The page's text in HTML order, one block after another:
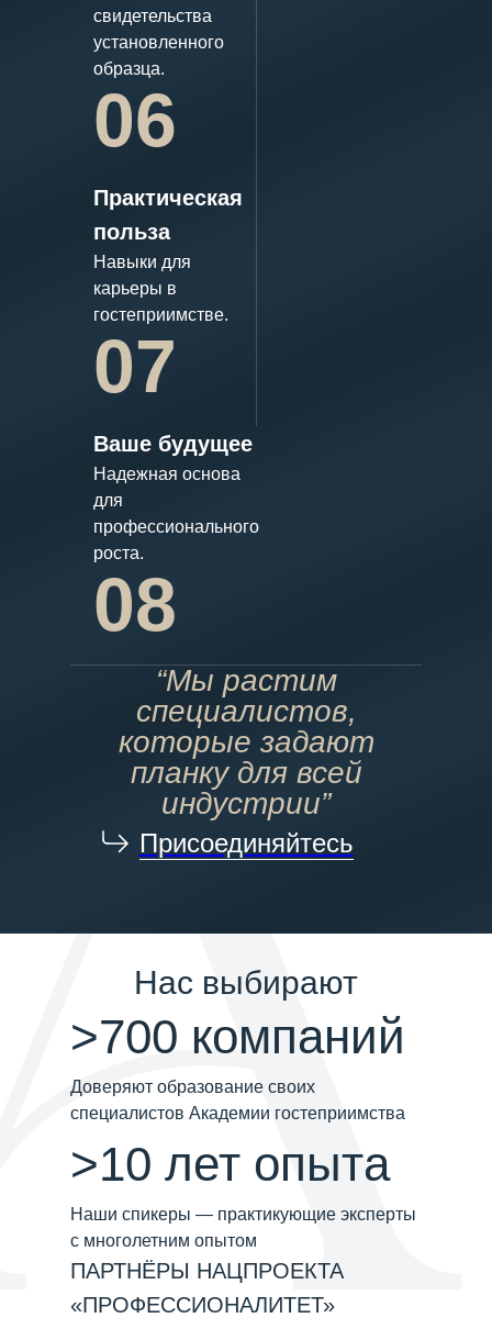
свидетельства
установленного
образца.
06
Практическая
польза
Навыки для
карьеры в
гостеприимстве.
07
Ваше будущее
Надежная основа
для
профессионального
роста.
08
“Мы растим
специалистов,
которые задают
планку для всей
индустрии”
Присоединяйтесь
Нас выбирают
>700 компаний
Доверяют образование своих
специалистов Академии гостеприимства
>10 лет опыта
Наши спикеры — практикующие эксперты
с многолетним опытом
ПАРТНЁРЫ НАЦПРОЕКТА
«ПРОФЕССИОНАЛИТЕТ»